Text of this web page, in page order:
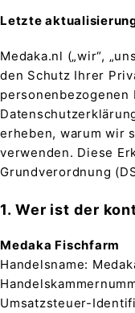
Letzte
Medaka.nl („wir“,
den Schutz Ihrer
personenbezogenen
erheben, warum wir
verwenden. Diese
Grundverordnung
1. Wer ist der
Medaka Fischfarm
Handelsname:
Umsatzsteuer-